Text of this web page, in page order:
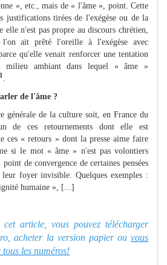
», etc., mais de « l'âme », point. Cette
justifications tirées de l'exégèse ou de la
n'est pas propre au discours chrétien,
ait prêté l'oreille à l'exégèse avec
qu'elle venait renforcer une tentation
milieu ambiant dans lequel « âme »
1
de l'âme ?
générale de la culture soit, en France du
de ces retournements dont elle est
ces « retours » dont la presse aime faire
si le mot « âme » n'est pas volontiers
de convergence de certaines pensées
leur foyer invisible. Quelques exemples :
humaine », [...]
article, vous pouvez télécharger
acheter la version papier ou vous
les numéros!